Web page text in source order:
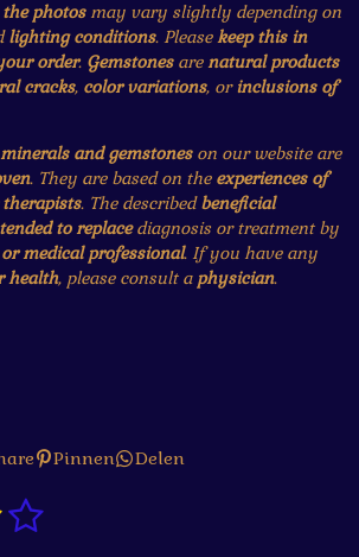
photosmay vary slightly depending on
lighting conditions. Pleasekeep this in
order. Gemstonesarenatural products
cracks, color variations, orinclusions of
and gemstoneson our website are
. They are based on the experiences of
therapists. The describedbeneficial
to replacediagnosis or treatment by
medical professional. If you have any
health, please consult a physician.
Pinnen Delen
5
S